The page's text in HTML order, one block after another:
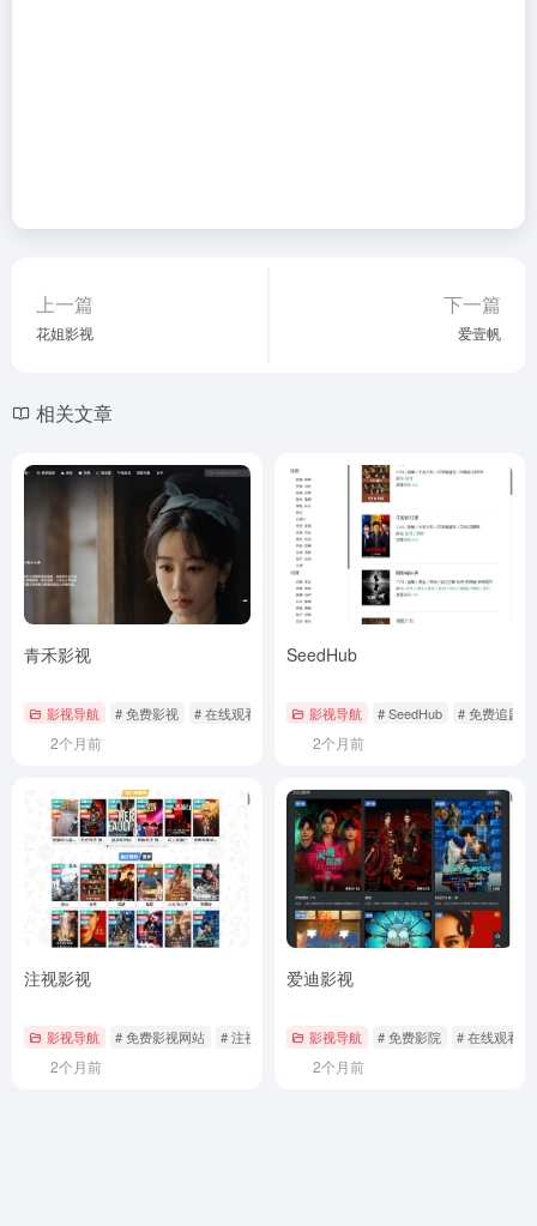
上一篇
花姐影视
下一篇
爱壹帆
相关文章
青禾影视
影视导航 # 免费影视 # 在线观看 # 电影电视剧
2个月前
SeedHub
影视导航 # SeedHub # 免费追剧
2个月前
注视影视
影视导航 # 免费影视网站 # 注视影视 # 简洁追剧平台
2个月前
爱迪影视
影视导航 # 免费影院 # 在线观看
2个月前